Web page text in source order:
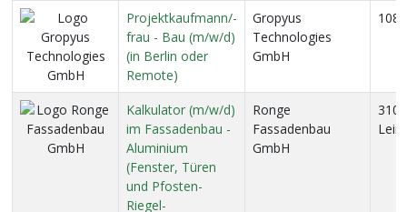
Projektkaufmann/-
frau - Bau (m/w/d)
(in Berlin oder
Remote)
Gropyus
Technologies
GmbH
Kalkulator (m/w/d)
im Fassadenbau -
Aluminium
(Fenster, Türen
und Pfosten-
Riegel-
Ronge
Fassadenbau
GmbH